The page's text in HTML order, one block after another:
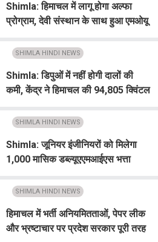
Shimla: हिमाचल में लागू होगा अल्फा
प्रोग्राम, देवी संस्थान के साथ हुआ एमओयू
SHIMLA HINDI NEWS
Shimla: डिपुओं में नहीं होगी दालों की
कमी, केंद्र ने हिमाचल की 94,805 क्विंटल
SHIMLA HINDI NEWS
Shimla: जूनियर इंजीनियरों को मिलेगा
1,000 मासिक डब्ल्यूएएमआईएस भत्ता
SHIMLA HINDI NEWS
हिमाचल में भर्ती अनियमितताओं, पेपर लीक
और भ्रष्टाचार पर प्रदेश सरकार पूरी तरह